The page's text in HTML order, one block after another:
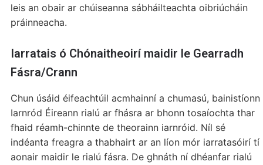
leis an obair ar chúiseanna sábháilteachta oibriúcháin
práinneacha.
Iarratais ó Chónaitheoirí maidir le Gearradh
Fásra/Crann
Chun úsáid éifeachtúil acmhainní a chumasú, bainistíonn
Iarnród Éireann rialú ar fhásra ar bhonn tosaíochta thar
fhaid réamh-chinnte de theorainn iarnróid. Níl sé
indéanta freagra a thabhairt ar an líon mór iarratasóirí tí
aonair maidir le rialú fásra. De ghnáth ní dhéanfar rialú